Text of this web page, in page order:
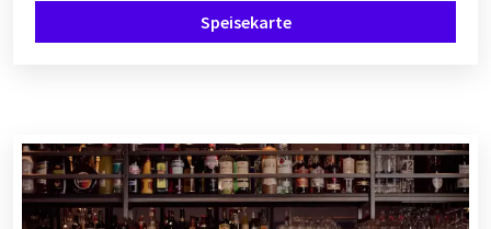
Speisekarte